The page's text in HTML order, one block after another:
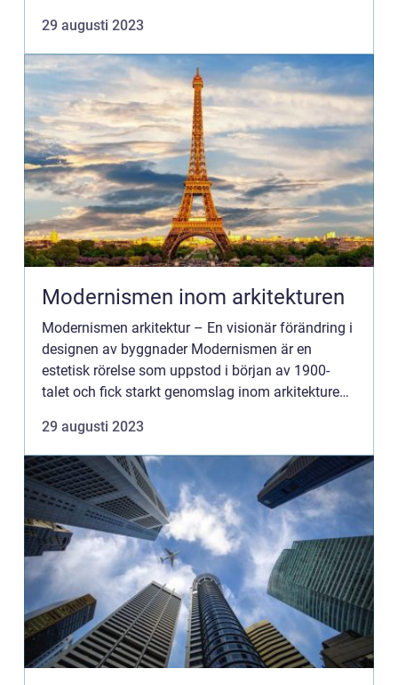
utforska den mångfacetterade...
29 augusti 2023
Modernismen inom arkitekturen
Modernismen arkitektur – En visionär förändring i
designen av byggnader Modernismen är en
estetisk rörelse som uppstod i början av 1900-
talet och fick starkt genomslag inom arkitekturen.
traditio...
29 augusti 2023